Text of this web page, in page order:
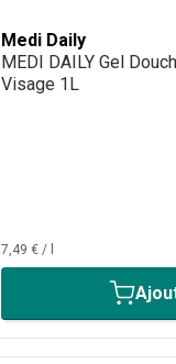
Medi Daily
MEDI DAILY Gel
Visage 1L
7,49 € /